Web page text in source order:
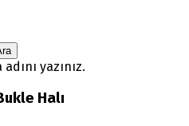
yazınız.
Halı